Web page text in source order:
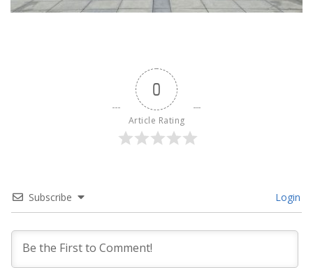
0
Article Rating
Subscribe Login